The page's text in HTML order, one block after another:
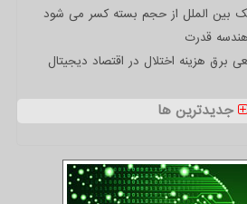
بین الملل از حجم بسته کسر می شود
هندسه قدرت
برق هزینه اختلال در اقتصاد دیجیتال
جدیدترین ها